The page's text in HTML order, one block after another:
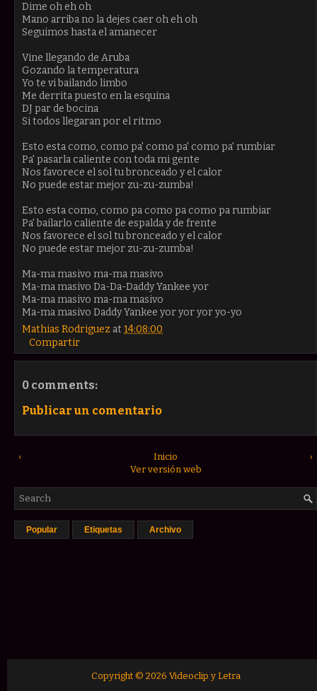
Dime oh eh oh
Mano arriba no la dejes caer oh eh oh
Seguimos hasta el amanecer
Vine llegando de Aruba
Gozando la temperatura
Yo te vi bailando limbo
Me derrita puesto en la esquina
DJ par de bocina
Si todos llegaran por el ritmo
Esto esta como, como pa' como pa' como pa' rumbiar
Pa' pasarla caliente con toda mi gente
Nos favorece el sol tu bronceado y el calor
No puede estar mejor zu-zu-zumba!
Esto esta como, como pa como pa como pa rumbiar
Pa' bailarlo caliente de espalda y de frente
Nos favorece el sol tu bronceado y el calor
No puede estar mejor zu-zu-zumba!
Ma-ma masivo ma-ma masivo
Ma-ma masivo Da-Da-Daddy Yankee yor
Ma-ma masivo ma-ma masivo
Ma-ma masivo Daddy Yankee yor yor yor yo-yo
Mathias Rodriguez at 14:08:00
Compartir
0 comments:
Publicar un comentario
‹ ›
Inicio
Ver versión web
Popular Etiquetas Archivo
Copyright © 2026 Videoclip y Letra